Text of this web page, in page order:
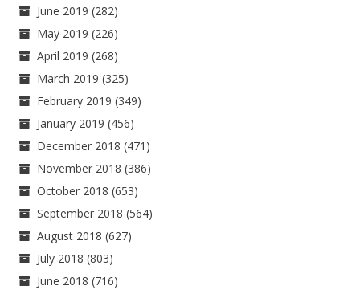
June 2019 (282)
May 2019 (226)
April 2019 (268)
March 2019 (325)
February 2019 (349)
January 2019 (456)
December 2018 (471)
November 2018 (386)
October 2018 (653)
September 2018 (564)
August 2018 (627)
July 2018 (803)
June 2018 (716)